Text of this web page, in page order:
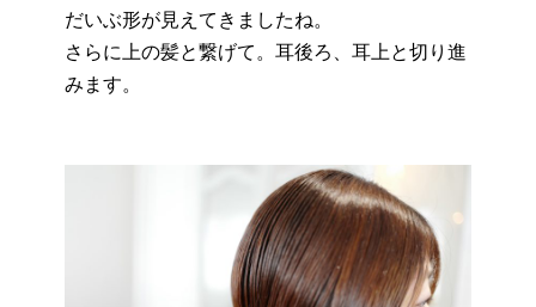
だいぶ形が見えてきましたね。
さらに上の髪と繋げて。耳後ろ、耳上と切り進
みます。